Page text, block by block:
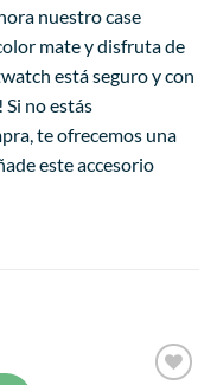
nuestro case
mate y disfruta de
está seguro y con
no estás
te ofrecemos una
este accesorio